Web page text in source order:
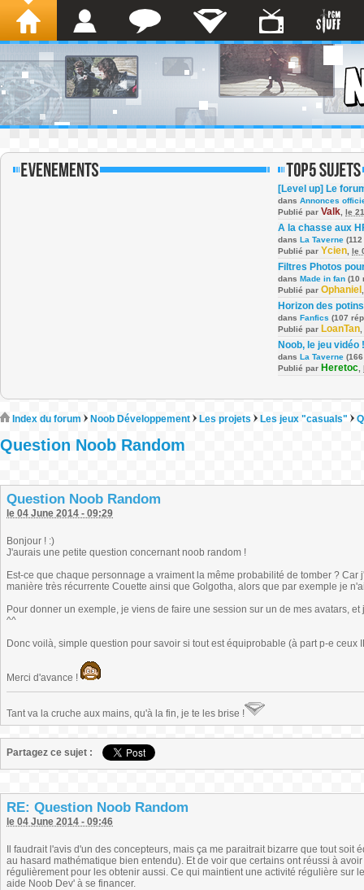
[Level up] Le
dans Annonces
Publié par Valk le
A la chasse aux
dans La Taverne
Publié par Ycien le
Filtres Photos
dans Made in fan (10
Publié par Ophaniel
Horizon des potins
dans Fanfics (107
Publié par LoanTan
Noob, le jeu vidéo !
dans La Taverne
Publié par Heretoc
Index du forum Noob Développement Les projets Les jeux "casuals"
Question Noob Random
Question Noob Random
le 04 June 2014 - 09:29
Bonjour ! :)
J'aurais une petite question concernant noob random !
Est-ce que chaque personnage a vraiment la même probabilité de tomber ?
manière très récurrente Couette ainsi que Golgotha, alors que par exemple je
Pour donner un exemple, je viens de faire une session sur un de mes avatars,
^^
Donc voilà, simple question pour savoir si tout est équiprobable (à part p-e ceux
Merci d'avance !
Tant va la cruche aux mains, qu'à la fin, je te les brise !
Partagez ce sujet :
RE: Question Noob Random
le 04 June 2014 - 09:46
Il faudrait l'avis d'un des concepteurs, mais ça me paraitrait bizarre que tout
au hasard mathématique bien entendu). Et de voir que certains ont réussi à
régulièrement pour les obtenir aussi. Ce qui maintient une activité régulière sur
aide Noob Dev' à se financer.